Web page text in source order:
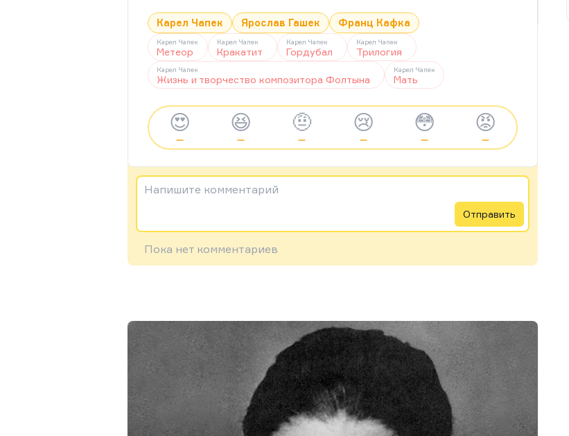
Карел Чапек Ярослав Гашек Франц Кафка
Карел Чапек
Метеор
Карел Чапек
Кракатит
Карел Чапек
Гордубал
Карел Чапек
Трилогия
Карел Чапек
Жизнь и творчество композитора Фолтына
Карел Чапек
Мать
😍
—
😆
—
🤨
—
😢
—
😳
—
😡
—
Напишите комментарий
Отправить
Пока нет комментариев